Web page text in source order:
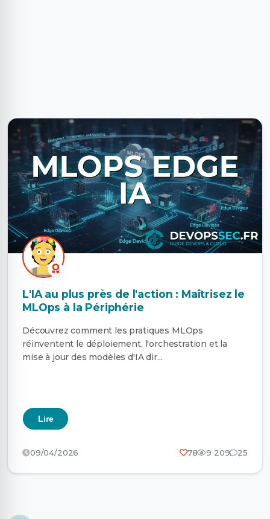
L'IA au plus près de l'action : Maîtrisez le
MLOps à la Périphérie
Découvrez comment les pratiques MLOps
réinventent le déploiement, l'orchestration et la
mise à jour des modèles d'IA dir...
Lire
09/04/2026 78 9 209 25